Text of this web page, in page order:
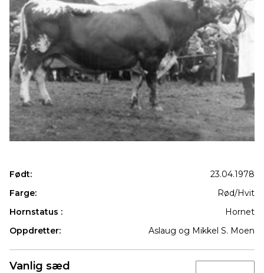
Født:
23.04.1978
Farge:
Rød/Hvit
Hornstatus :
Hornet
Oppdretter:
Aslaug og Mikkel S. Moen
Vanlig sæd